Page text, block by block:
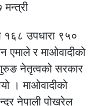
१६८ उपधारा ९५०
एमाले र माओवादीको
नेतृत्वको सरकार
। माओवादीको
नेपाली पोखरेल